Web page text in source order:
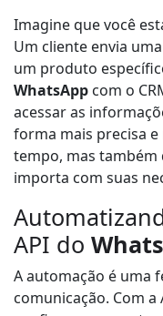
Imagine que você
Um cliente envia
um produto
WhatsApp com o
acessar as
forma mais precisa
tempo, mas também
importa com suas
API do
A automação é uma
comunicação. Com a